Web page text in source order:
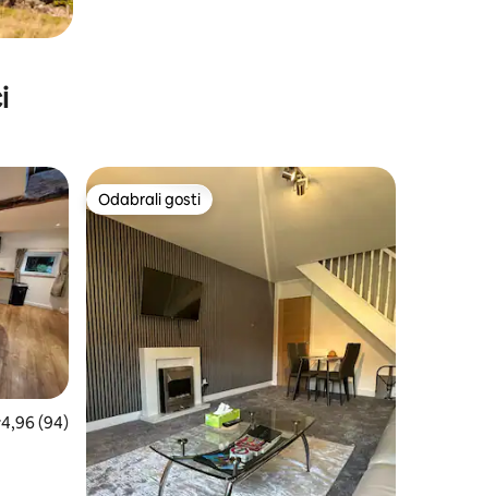
„Odabrali gosti”
ocjena: 4,96/5, recenzija: 94
4,96 (94)
Odabrali gosti
Odabrali gosti